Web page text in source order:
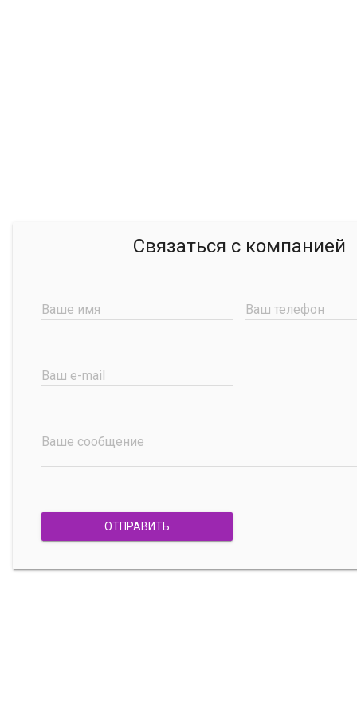
Связаться с компанией
Ваше имя Ваш телефон
Ваш e-mail
Ваше сообщение
ОТПРАВИТЬ